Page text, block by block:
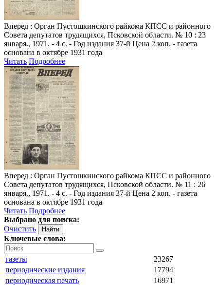
Вперед : Орган Пустошкинского райкома КПСС и районного
Совета депутатов трудящихся, Псковской области. № 10 : 23
января., 1971. - 4 с. - Год издания 37-й Цена 2 коп. - газета
основана в октябре 1931 года
Читать Подробнее
Вперед : Орган Пустошкинского райкома КПСС и районного
Совета депутатов трудящихся, Псковской области. № 11 : 26
января., 1971. - 4 с. - Год издания 37-й Цена 2 коп. - газета
основана в октябре 1931 года
Читать Подробнее
Выбрано для поиска:
Очистить
Ключевые слова:
газеты
23267
периодические издания
17794
периодическая печать
16971